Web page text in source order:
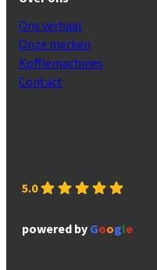
Ons verhaal
Onze merken
Koffiemachines
Contact
5.0
powered by Google